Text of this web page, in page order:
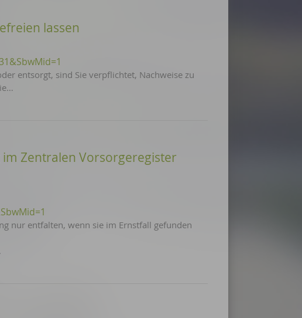
lassen
entsorgt, sind Sie verpflichtet, Nachweise zu
Zentralen Vorsorgeregister
nur entfalten, wenn sie im Ernstfall gefunden